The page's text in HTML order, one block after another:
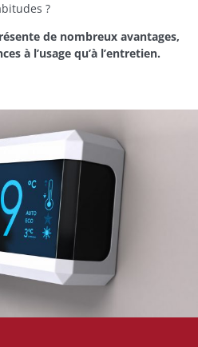
?
de nombreux avantages,
à l’usage qu’à l’entretien.